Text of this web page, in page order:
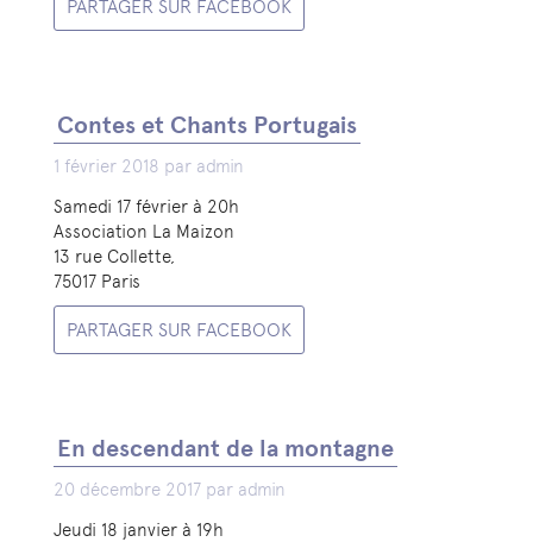
PARTAGER SUR FACEBOOK
Contes et Chants Portugais
1 février 2018 par admin
Samedi 17 février à 20h
Association La Maizon
13 rue Collette,
75017 Paris
PARTAGER SUR FACEBOOK
En descendant de la montagne
20 décembre 2017 par admin
Jeudi 18 janvier à 19h